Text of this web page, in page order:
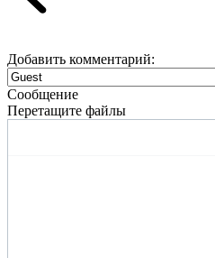
Добавить комментарий:
Сообщение
Перетащите файлы